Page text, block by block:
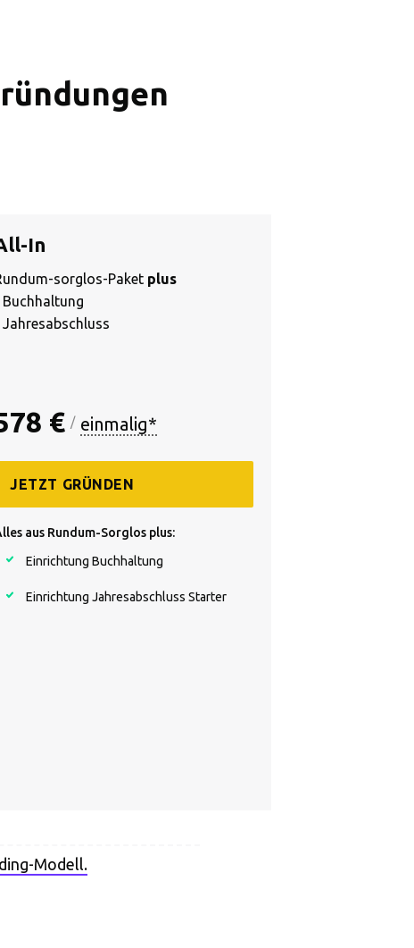
In
sorglos-Paket plus
Buchhaltung
Jahresabschluss
€ / einmalig*
JETZT GRÜNDEN
aus Rundum-Sorglos plus:
Einrichtung Buchhaltung
Einrichtung Jahresabschluss Starter
Modell.